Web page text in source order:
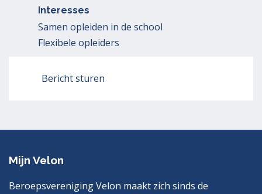
Interesses
Samen opleiden in de school
Flexibele opleiders
Bericht sturen
Mijn Velon
Beroepsvereniging Velon maakt zich sinds de